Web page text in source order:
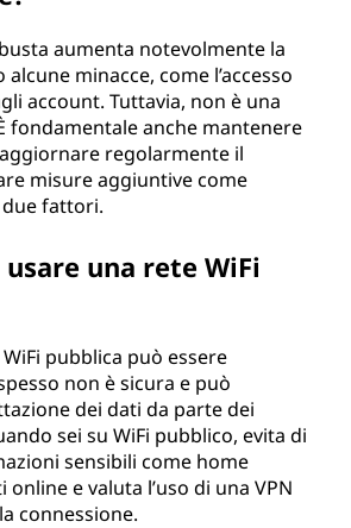
aumenta notevolmente la
minacce, come l’accesso
account. Tuttavia, non è una
fondamentale anche mantenere
regolarmente il
misure aggiuntive come
due fattori.
una rete WiFi
pubblica può essere
non è sicura e può
dei dati da parte dei
sei su WiFi pubblico, evita di
sensibili come home
e valuta l’uso di una VPN
connessione.